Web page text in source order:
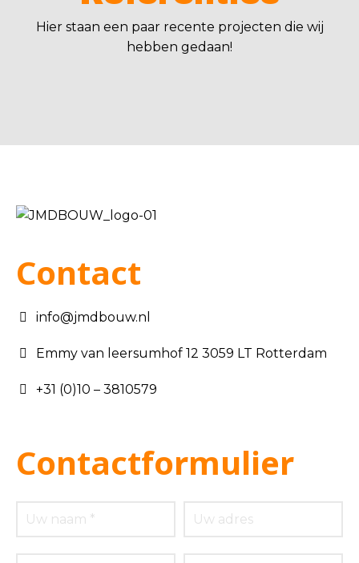
Hier staan een paar recente projecten die wij
hebben gedaan!
Contact
info@jmdbouw.nl
Emmy van leersumhof 12 3059 LT Rotterdam
+31 (0)10 – 3810579
Contactformulier